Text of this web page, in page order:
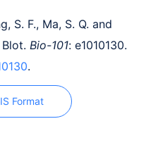
S. F., Ma, S. Q. and
Bio-101: e1010130.
.
Format